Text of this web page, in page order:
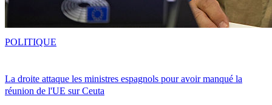
La droite attaque les ministres espagnols pour avoir manqué la
réunion de l'UE sur Ceuta
POLITIQUE